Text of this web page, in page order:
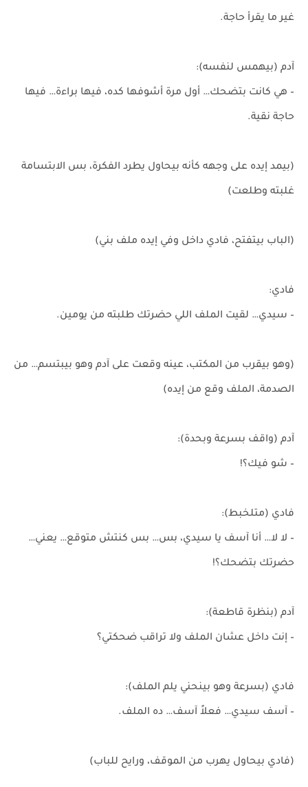
غير ما يقرأ حاجة.
آدم (بيهمس لنفسه):
– هي كانت بتضحك… أول مرة أشوفها كده، فيها براءة… فيها
حاجة نقية.
(بيمد إيده على وجهه كأنه بيحاول يطرد الفكرة، بس الابتسامة
غلبته وطلعت)
(الباب بيتفتح، فادي داخل وفي إيده ملف بني)
فادي:
– سيدي… لقيت الملف اللي حضرتك طلبته من يومين.
(وهو بيقرب من المكتب، عينه وقعت على آدم وهو بيبتسم… من
الصدمة، الملف وقع من إيده)
آدم (واقف بسرعة وبحدة):
– شو فيك؟!
فادي (متلخبط):
– لا لا… أنا آسف يا سيدي، بس… بس كنتش متوقع… يعني…
حضرتك بتضحك؟!
آدم (بنظرة قاطعة):
– إنت داخل عشان الملف ولا تراقب ضحكتي؟
فادي (بسرعة وهو بينحني يلم الملف):
– آسف سيدي… فعلاً آسف… ده الملف.
(فادي بيحاول يهرب من الموقف، ورايح للباب)